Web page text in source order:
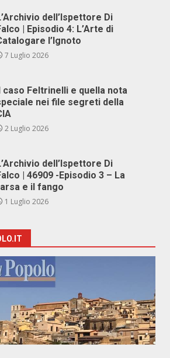
dell’Ispettore Di
| Episodio 4: L’Arte di
l’Ignoto
7 Luglio 2026
caso Feltrinelli e quella nota
nei file segreti della
2 Luglio 2026
dell’Ispettore Di
| 46909 -Episodio 3 – La
e il fango
1 Luglio 2026